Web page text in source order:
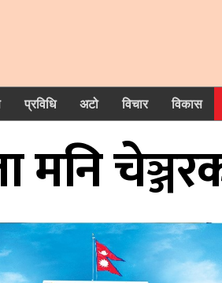
प्रविधि अटो विचार विकास
मनि